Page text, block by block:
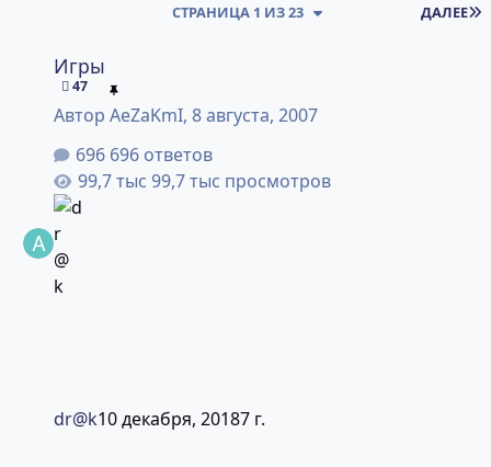
ДАЛЕЕ
СТРАНИЦА 1 ИЗ 23
Игры
47
Автор AeZaKmI, 8 августа, 2007
696 ответов
99,7 тыс просмотров
dr@k10 декабря, 20187 г.